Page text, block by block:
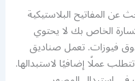
المفاتيح البلاستيكية
الخاص بك لا يحتوي
فيوزات. تعمل صناديق
عملًا إضافيًا لاستبدالها.